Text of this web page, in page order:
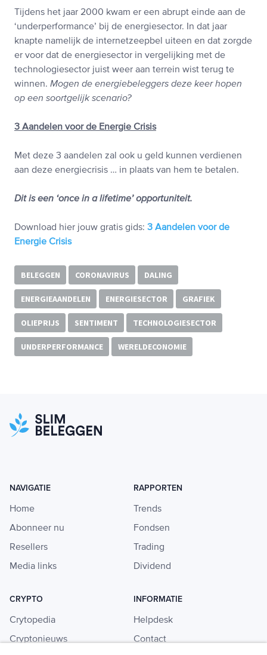
Tijdens het jaar 2000 kwam er een abrupt einde aan de
‘underperformance’ bij de energiesector. In dat jaar
knapte namelijk de internetzeepbel uiteen en dat zorgde
er voor dat de energiesector in vergelijking met de
technologiesector juist weer aan terrein wist terug te
winnen. Mogen de energiebeleggers deze keer hopen
op een soortgelijk scenario?
3 Aandelen voor de Energie Crisis
Met deze 3 aandelen zal ook u geld kunnen verdienen
aan deze energiecrisis … in plaats van hem te betalen.
Dit is een ‘once in a lifetime’ opportuniteit.
Download hier jouw gratis gids: 3 Aandelen voor de
Energie Crisis
BELEGGEN CORONAVIRUS DALING
ENERGIEAANDELEN ENERGIESECTOR GRAFIEK
OLIEPRIJS SENTIMENT TECHNOLOGIESECTOR
UNDERPERFORMANCE WERELDECONOMIE
NAVIGATIE
Home
Abonneer nu
Resellers
Media links
RAPPORTEN
Trends
Fondsen
Trading
Dividend
CRYPTO
Crytopedia
Cryptonieuws
INFORMATIE
Helpdesk
Contact